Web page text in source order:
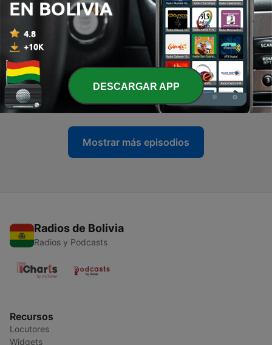
05 ago. 2026
555 - Perrita es rescatada por carabineros durante las
inundaciones en Chile
26 jul. 2026
554 - ¿EE.UU. rumbo a una guerra permanente con
Irán?
26 jul. 2026
Mostrar más episodios
Radios de Bolivia
Radios y Podcasts
Recursos
Locutores
Widgets
DESCARGAR APP